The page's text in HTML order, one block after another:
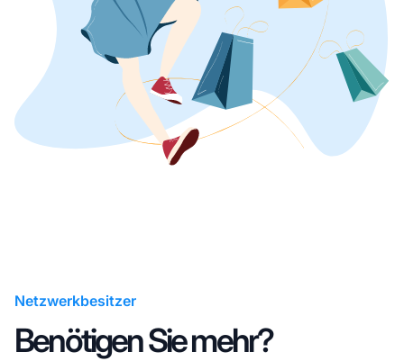
Netzwerkbesitzer
Benötigen Sie mehr?